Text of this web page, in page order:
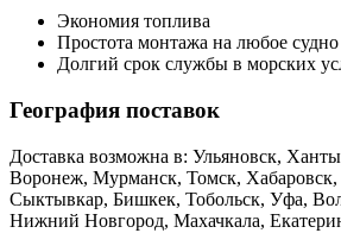
Экономия топлива
Простота монтажа на любое судно
Долгий срок службы в морских
География поставок
Доставка возможна в: Ульяновск,
Воронеж, Мурманск, Томск, Хабаровск,
Сыктывкар, Бишкек, Тобольск, Уфа,
Нижний Новгород, Махачкала,